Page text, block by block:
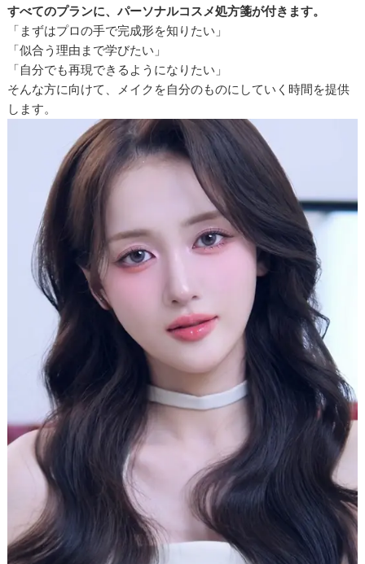
すべてのプランに、パーソナルコスメ処方箋が付きます。
「まずはプロの手で完成形を知りたい」
「似合う理由まで学びたい」
「自分でも再現できるようになりたい」
そんな方に向けて、メイクを自分のものにしていく時間を提供
します。